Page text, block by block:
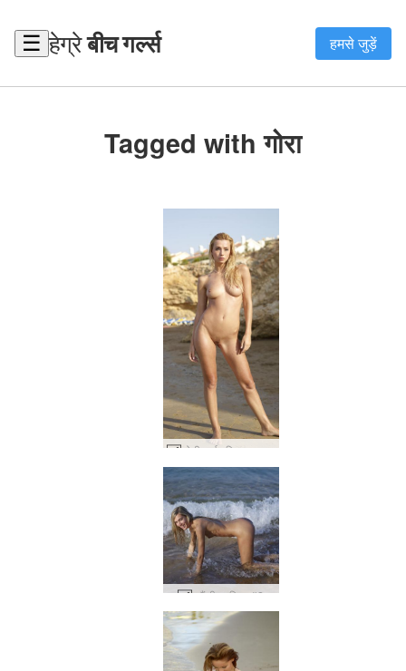
☰ हेग्रेबीच गर्ल्स हमसे जुड़ें
Tagged with गोरा
लोभी सार्वजनिक नग्न समुद्र तट #16
फ्रैंकी स्वप्निल #2